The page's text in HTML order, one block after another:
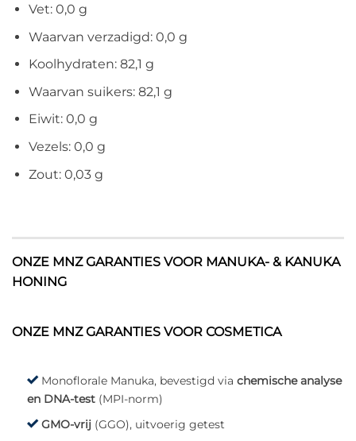
Vet: 0,0 g
Waarvan verzadigd: 0,0 g
Koolhydraten: 82,1 g
Waarvan suikers: 82,1 g
Eiwit: 0,0 g
Vezels: 0,0 g
Zout: 0,03 g
ONZE MNZ GARANTIES VOOR MANUKA- & KANUKA
HONING
ONZE MNZ GARANTIES VOOR COSMETICA
Monoflorale Manuka, bevestigd via chemische analyse
en DNA-test(MPI-norm)
GMO-vrij(GGO), uitvoerig getest